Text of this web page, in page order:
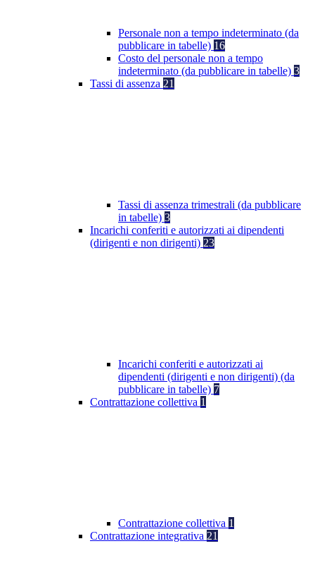
Personale non a tempo indeterminato (da
pubblicare in tabelle) 16
Costo del personale non a tempo
indeterminato (da pubblicare in tabelle) 3
Tassi di assenza 21
Tassi di assenza trimestrali (da pubblicare
in tabelle) 3
Incarichi conferiti e autorizzati ai dipendenti
(dirigenti e non dirigenti) 23
Incarichi conferiti e autorizzati ai
dipendenti (dirigenti e non dirigenti) (da
pubblicare in tabelle) 7
Contrattazione collettiva 1
Contrattazione collettiva 1
Contrattazione integrativa 21